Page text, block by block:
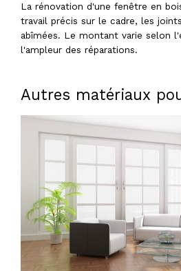
La rénovation d'une fenêtre en
travail précis sur le cadre, les
abîmées. Le montant varie selon
l'ampleur des réparations.
Autres matériaux